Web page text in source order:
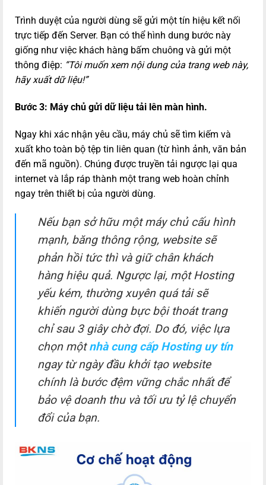
Trình duyệt của người dùng sẽ gửi một tín hiệu kết nối
trực tiếp đến Server. Bạn có thể hình dung bước này
giống như việc khách hàng bấm chuông và gửi một
thông điệp: “Tôi muốn xem nội dung của trang web này,
hãy xuất dữ liệu!”
Bước 3: Máy chủ gửi dữ liệu tải lên màn hình.
Ngay khi xác nhận yêu cầu, máy chủ sẽ tìm kiếm và
xuất kho toàn bộ tệp tin liên quan (từ hình ảnh, văn bản
đến mã nguồn). Chúng được truyền tải ngược lại qua
internet và lắp ráp thành một trang web hoàn chỉnh
ngay trên thiết bị của người dùng.
Nếu bạn sở hữu một máy chủ cấu hình
mạnh, băng thông rộng, website sẽ
phản hồi tức thì và giữ chân khách
hàng hiệu quả. Ngược lại, một Hosting
yếu kém, thường xuyên quá tải sẽ
khiến người dùng bực bội thoát trang
chỉ sau 3 giây chờ đợi. Do đó, việc lựa
chọn mộtnhà cung cấp Hosting uy tín
ngay từ ngày đầu khởi tạo website
chính là bước đệm vững chắc nhất để
bảo vệ doanh thu và tối ưu tỷ lệ chuyển
đổi của bạn.